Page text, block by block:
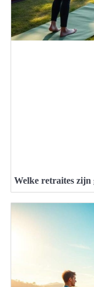
Welke retraites zijn